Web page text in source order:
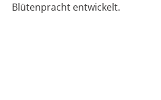
Blütenpracht entwickelt.